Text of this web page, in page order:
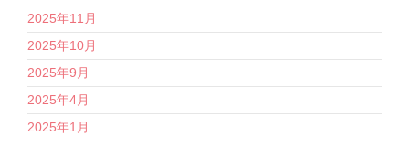
2025年11月
2025年10月
2025年9月
2025年4月
2025年1月